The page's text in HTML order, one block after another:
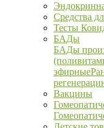
Средства
Тесты
БАДы
БАДы
эфирные
Вакцины